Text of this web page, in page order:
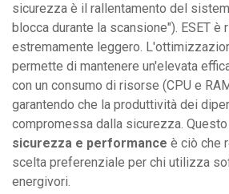
sicurezza è il rallentamento del
blocca durante la scansione"). ESET è
estremamente leggero.
permette di mantenere un'elevata
con un consumo di risorse (CPU e
garantendo che la produttività dei
compromessa dalla sicurezza.
sicurezza e performance è ciò che
scelta preferenziale per chi utilizza
energivori.